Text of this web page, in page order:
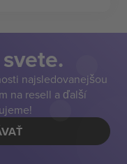
najsledovanejšou
na resell a ďalší